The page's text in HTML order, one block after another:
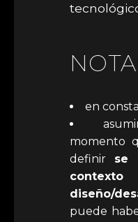
en
momento
definir se
diseño/
puede